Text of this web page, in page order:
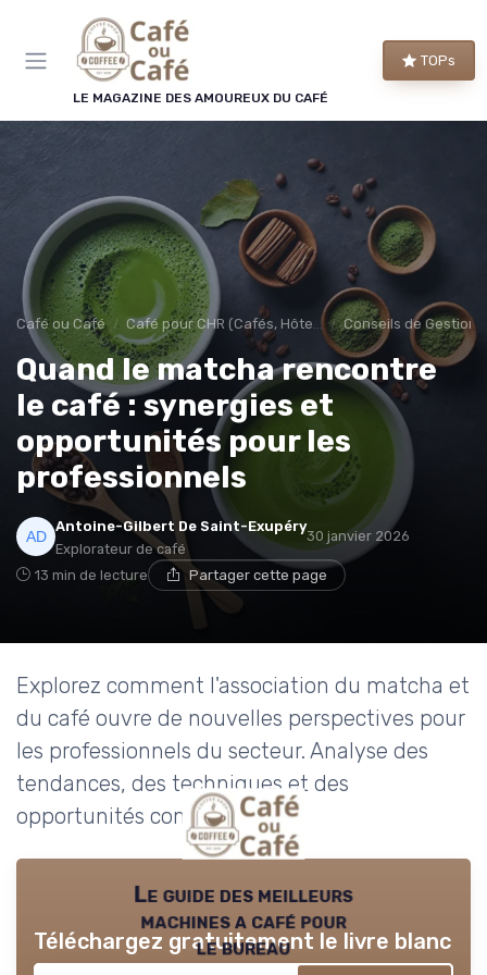
LE MAGAZINE DES AMOUREUX DU CAFÉ
TOPs
Café ou Café Café pour CHR (Cafés, Hôtels, Restaurants) Conseils de Gestion
Quand le matcha rencontre
le café : synergies et
opportunités pour les
professionnels
Antoine-Gilbert De Saint-Exupéry
Explorateur de café
30 janvier 2026
13 min de lecture Partager cette page
Explorez comment l'association du matcha et
du café ouvre de nouvelles perspectives pour
les professionnels du secteur. Analyse des
tendances, des techniques et des
opportunités commerciales.
Le guide des meilleurs
machines a café pour
le bureau
Téléchargez gratuitement le livre blanc
Panneau de gestion des cookies